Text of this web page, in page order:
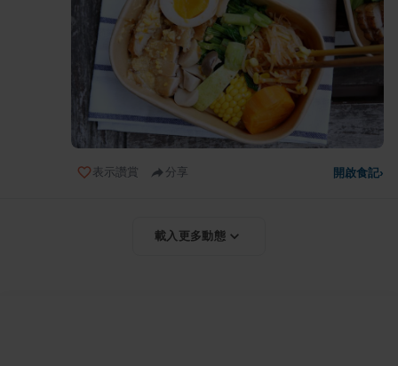
表示讚賞 分享 開啟食記›
載入更多動態